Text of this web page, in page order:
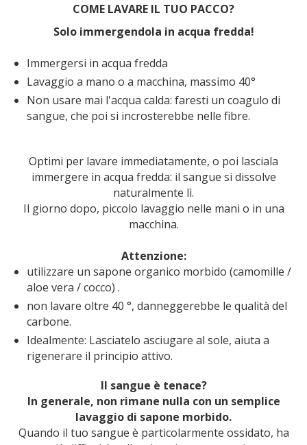
COME LAVARE IL TUO PACCO?
Solo immergendola in acqua fredda!
Immergersi in acqua fredda
Lavaggio a mano o a macchina, massimo 40°
Non usare mai l'acqua calda: faresti un coagulo di
sangue, che poi si incrosterebbe nelle fibre.
Optimi per lavare immediatamente, o poi lasciala
immergere in acqua fredda: il sangue si dissolve
naturalmente lì.
Il giorno dopo, piccolo lavaggio nelle mani o in una
macchina.
Attenzione:
utilizzare un sapone organico morbido (camomille /
aloe vera / cocco) .
non lavare oltre 40 °, danneggerebbe le qualità del
carbone.
Idealmente: Lasciatelo asciugare al sole, aiuta a
rigenerare il principio attivo.
Il sangue è tenace?
In generale, non rimane nulla con un semplice
lavaggio di sapone morbido.
Quando il tuo sangue è particolarmente ossidato, ha